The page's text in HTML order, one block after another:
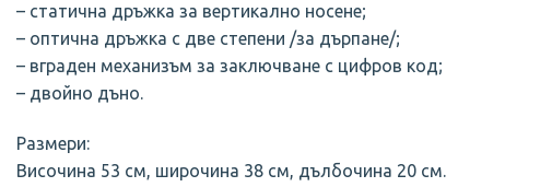
– статична дръжка за вертикално носене;
– оптична дръжка с две степени /за дърпане/;
– вграден механизъм за заключване с цифров код;
– двойно дъно.
Размери:
Височина 53 см, широчина 38 см, дълбочина 20 см.